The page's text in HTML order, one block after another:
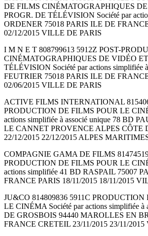
DE FILMS CINÉMATOGRAPHIQUES
PROGR. DE TÉLÉVISION Société par
ORDENER 75018 PARIS ILE DE
02/12/2015 VILLE DE PARIS
I M N E T 808799613 5912Z POST-
CINÉMATOGRAPHIQUES DE VIDÉO
TÉLÉVISION Société par actions simplifiée
FEUTRIER 75018 PARIS ILE DE
02/06/2015 VILLE DE PARIS
ACTIVE FILMS INTERNATIONAL
PRODUCTION DE FILMS POUR LE
actions simplifiée à associé unique 78 BD
LE CANNET PROVENCE ALPES CÔTE
22/12/2015 22/12/2015 ALPES
COMPAGNIE GAMA DE FILMS
PRODUCTION DE FILMS POUR LE
actions simplifiée 41 BD RASPAIL 75007
FRANCE PARIS 18/11/2015 18/11/2015
JU&CO 814809836 5911C PRODUCTION
LE CINÉMA Société par actions simplifiée à
DE GROSBOIS 94440 MAROLLES EN
FRANCE CRETEIL 23/11/2015 23/11/